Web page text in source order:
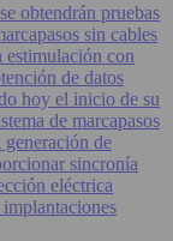
obtendrán pruebas
sin cables
con
de datos
hoy el inicio de su
de marcapasos
de
sincronía
eléctrica